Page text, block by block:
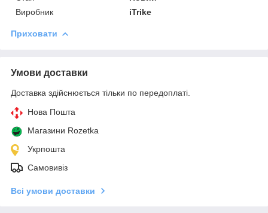
Виробник
iTrike
Приховати
Умови доставки
Доставка здійснюється тільки по передоплаті.
Нова Пошта
Магазини Rozetka
Укрпошта
Самовивіз
Всі умови доставки